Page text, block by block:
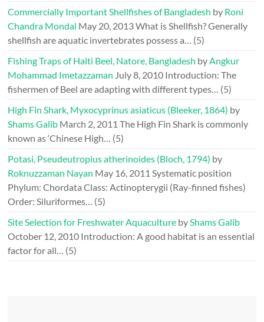
Commercially Important Shellfishes of Bangladesh by Roni
Chandra Mondal May 20, 2013What is Shellfish? Generally
shellfish are aquatic invertebrates possess a… (5)
Fishing Traps of Halti Beel, Natore, Bangladesh byAngkur
Mohammad Imetazzaman July 8, 2010 Introduction: The
fishermen of Beel are adapting with different types… (5)
High Fin Shark, Myxocyprinus asiaticus (Bleeker, 1864) by
Shams Galib March 2, 2011 The High Fin Shark is commonly
known as ‘Chinese High… (5)
Potasi, Pseudeutropius atherinoides (Bloch, 1794) by
Roknuzzaman Nayan May 16, 2011 Systematic position
Phylum: Chordata Class: Actinopterygii (Ray-finned fishes)
Order: Siluriformes… (5)
Site Selection for Freshwater Aquaculture byShams Galib
October 12, 2010 Introduction: A good habitat is an essential
factor for all… (5)